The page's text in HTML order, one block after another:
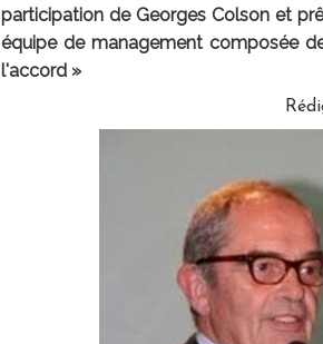
participation de Georges Colson et
équipe de management composée
l'accord »